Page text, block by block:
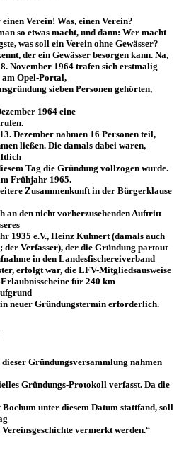
Verein! Was, einen Verein?
so etwas macht, und dann: Wer macht
was soll ein Verein ohne Gewässer?
der ein Gewässer besorgen kann. Na,
November 1964 trafen sich erstmalig
am Opel-Portal,
sieben Personen gehörten,
1964 eine
Dezember nahmen 16 Personen teil,
ließen. Die damals dabei waren,
Tag die Gründung vollzogen wurde.
Frühjahr 1965.
Zusammenkunft in der Bürgerklause
an den nicht vorherzusehenden Auftritt
1935 e.V., Heinz Kuhnert (damals auch
Verfasser), der die Gründung partout
in den Landesfischereiverband
erfolgt war, die LFV-Mitgliedsausweise
für 240 km
neuer Gründungstermin erforderlich.
Gründungsversammlung nahmen
Gründungs-Protokoll verfasst. Da die
unter diesem Datum stattfand, soll
vermerkt werden.“